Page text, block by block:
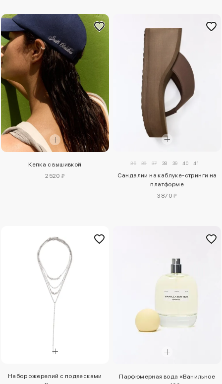
Кепка с вышивкой
2520 ₽
35 36 37 38 39 40 41
Сандалии на каблуке-стринги на
платформе
3870 ₽
Набор ожерелий с подвесками
Парфюмерная вода «Ванильное